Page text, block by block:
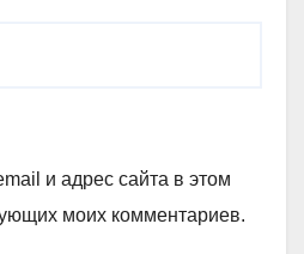
и адрес сайта в этом
моих комментариев.